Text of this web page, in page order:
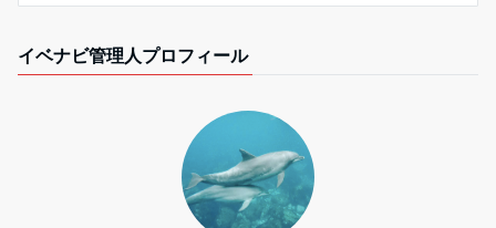
イベナビ管理人プロフィール